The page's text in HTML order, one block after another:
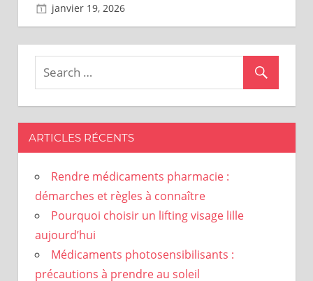
janvier 19, 2026
ARTICLES RÉCENTS
Rendre médicaments pharmacie :
démarches et règles à connaître
Pourquoi choisir un lifting visage lille
aujourd’hui
Médicaments photosensibilisants :
précautions à prendre au soleil